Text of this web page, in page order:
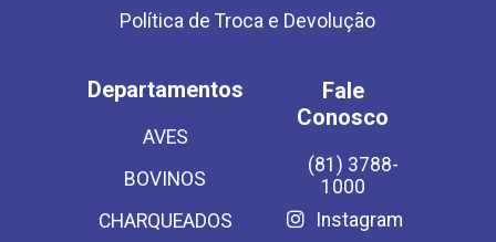
Política de Troca e Devolução
Departamentos
AVES
BOVINOS
CHARQUEADOS
Fale
Conosco
(81) 3788-
1000
Instagram